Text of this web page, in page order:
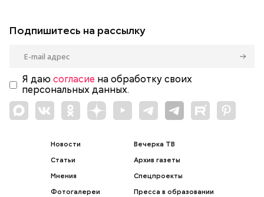
Подпишитесь на рассылку
Я даю согласие на обработку своих
персональных данных.
Новости
Статьи
Мнения
Фотогалереи
Вечерка ТВ
Архив газеты
Спецпроекты
Пресса в образовании